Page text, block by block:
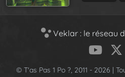
Veklar : le réseau
© T'as Pas 1 Po ?, 2011 - 2026 |